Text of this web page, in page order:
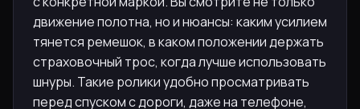
движение полотна, но и нюансы: каким усилием
тянется ремешок, в каком положении держать
страховочный трос, когда лучше использовать
шнуры. Такие ролики удобно просматривать
перед спуском с дороги, даже на телефоне,